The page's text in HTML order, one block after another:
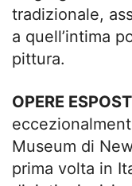
tradizionale,
a quell’intima
pittura.
OPERE
Museum di
prima volta in